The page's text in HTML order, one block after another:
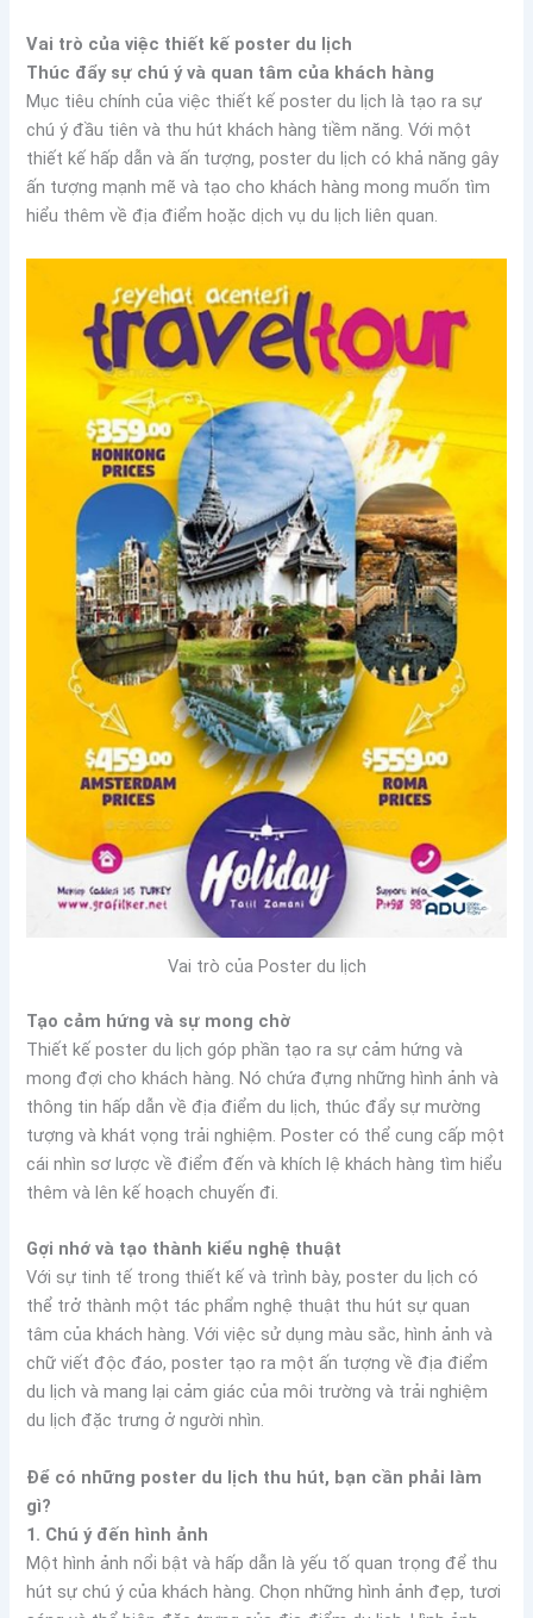
Vai trò của việc thiết kế poster du lịch
Thúc đẩy sự chú ý và quan tâm của khách hàng
Mục tiêu chính của việc thiết kế poster du lịch là tạo ra sự
chú ý đầu tiên và thu hút khách hàng tiềm năng. Với một
thiết kế hấp dẫn và ấn tượng, poster du lịch có khả năng gây
ấn tượng mạnh mẽ và tạo cho khách hàng mong muốn tìm
hiểu thêm về địa điểm hoặc dịch vụ du lịch liên quan.
Vai trò của Poster du lịch
Tạo cảm hứng và sự mong chờ
Thiết kế poster du lịch góp phần tạo ra sự cảm hứng và
mong đợi cho khách hàng. Nó chứa đựng những hình ảnh và
thông tin hấp dẫn về địa điểm du lịch, thúc đẩy sự mường
tượng và khát vọng trải nghiệm. Poster có thể cung cấp một
cái nhìn sơ lược về điểm đến và khích lệ khách hàng tìm hiểu
thêm và lên kế hoạch chuyến đi.
Gợi nhớ và tạo thành kiểu nghệ thuật
Với sự tinh tế trong thiết kế và trình bày, poster du lịch có
thể trở thành một tác phẩm nghệ thuật thu hút sự quan
tâm của khách hàng. Với việc sử dụng màu sắc, hình ảnh và
chữ viết độc đáo, poster tạo ra một ấn tượng về địa điểm
du lịch và mang lại cảm giác của môi trường và trải nghiệm
du lịch đặc trưng ở người nhìn.
Để có những poster du lịch thu hút, bạn cần phải làm
gì?
1. Chú ý đến hình ảnh
Một hình ảnh nổi bật và hấp dẫn là yếu tố quan trọng để thu
hút sự chú ý của khách hàng. Chọn những hình ảnh đẹp, tươi